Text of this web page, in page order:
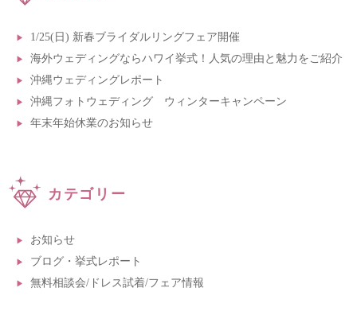
1/25(日) 新春ブライダルリングフェア開催
海外ウェディングならハワイ挙式！人気の理由と魅力をご紹介
沖縄ウェディングレポート
沖縄フォトウェディング ウィンターキャンペーン
年末年始休業のお知らせ
カテゴリー
お知らせ
ブログ・挙式レポート
無料相談会/ドレス試着/フェア情報